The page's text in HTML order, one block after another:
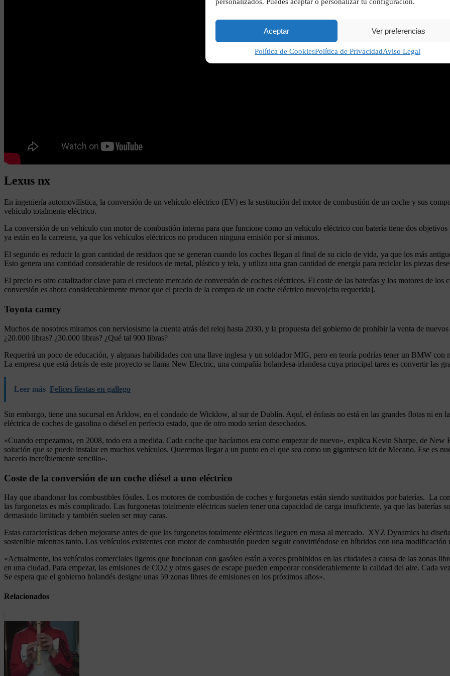
Aceptar Ver preferencias
Política de CookiesPolítica de PrivacidadAviso Legal
Lexus nx
En ingeniería automovilística, la conversión de un vehículo eléctrico (EV) es la sustitución del motor de combustión de un coche y sus
vehículo totalmente eléctrico.
La conversión de un vehículo con motor de combustión interna para que funcione como un vehículo eléctrico con batería tiene dos
ya están en la carretera, ya que los vehículos eléctricos no producen ninguna emisión por sí mismos.
El segundo es reducir la gran cantidad de residuos que se generan cuando los coches llegan al final de su ciclo de vida, ya que los más
Esto genera una cantidad considerable de residuos de metal, plástico y tela, y utiliza una gran cantidad de energía para reciclar las piezas
El precio es otro catalizador clave para el creciente mercado de conversión de coches eléctricos. El coste de las baterías y los motores de
conversión es ahora considerablemente menor que el precio de la compra de un coche eléctrico nuevo[cita requerida].
Toyota camry
Muchos de nosotros miramos con nerviosismo la cuenta atrás del reloj hasta 2030, y la propuesta del gobierno de prohibir la venta de
¿20.000 libras? ¿30.000 libras? ¿Qué tal 900 libras?
Requerirá un poco de educación, y algunas habilidades con una llave inglesa y un soldador MIG, pero en teoría podrías tener un BMW
La empresa que está detrás de este proyecto se llama New Electric, una compañía holandesa-irlandesa cuya principal tarea es convertir las
Leer más Felices fiestas en gallego
Sin embargo, tiene una sucursal en Arklow, en el condado de Wicklow, al sur de Dublín. Aquí, el énfasis no está en las grandes flotas ni en
eléctrica de coches de gasolina o diésel en perfecto estado, que de otro modo serían desechados.
«Cuando empezamos, en 2008, todo era a medida. Cada coche que hacíamos era como empezar de nuevo», explica Kevin Sharpe, de
solución que se puede instalar en muchos vehículos. Queremos llegar a un punto en el que sea como un gigantesco kit de Mecano. Ese es
hacerlo increíblemente sencillo».
Coste de la conversión de un coche diésel a uno eléctrico
Hay que abandonar los combustibles fósiles. Los motores de combustión de coches y furgonetas están siendo sustituidos por baterías. La
las furgonetas es más complicado. Las furgonetas totalmente eléctricas suelen tener una capacidad de carga insuficiente, ya que las baterías
demasiado limitada y también suelen ser muy caras.
Estas características deben mejorarse antes de que las furgonetas totalmente eléctricas lleguen en masa al mercado. XYZ Dynamics ha
sostenible mientras tanto. Los vehículos existentes con motor de combustión pueden seguir convirtiéndose en híbridos con una modificación
«Actualmente, los vehículos comerciales ligeros que funcionan con gasóleo están a veces prohibidos en las ciudades a causa de las zonas
en una ciudad. Para empezar, las emisiones de CO2 y otros gases de escape pueden empeorar considerablemente la calidad del aire. Cada
Se espera que el gobierno holandés designe unas 59 zonas libres de emisiones en los próximos años».
Relacionados